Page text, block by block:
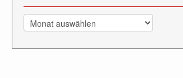
Archiv